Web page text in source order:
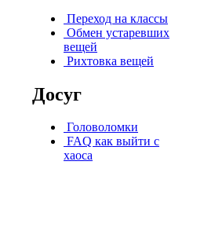
Переход на классы
Обмен устаревших
вещей
Рихтовка вещей
Досуг
Головоломки
FAQ как выйти с
хаоса